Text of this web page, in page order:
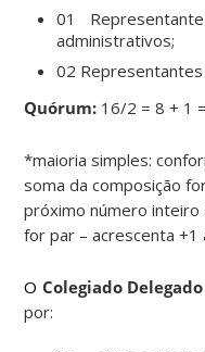
01
administrativos;
02
Quórum: 16/2 = 8 + 1
*maioria simples:
soma da composição
próximo número inteiro
for par – acrescenta +1
O Colegiado Delegado
por: